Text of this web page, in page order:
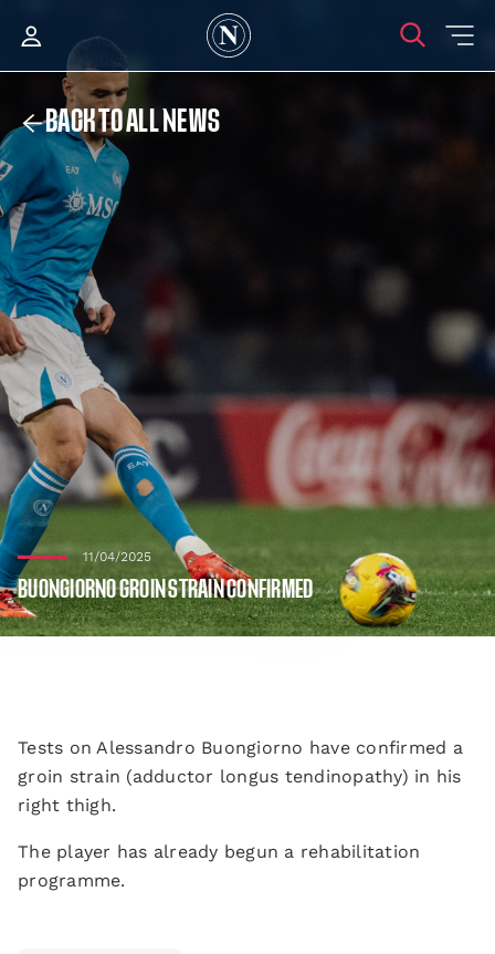
BACK TO ALL NEWS
11/04/2025
BUONGIORNO GROIN STRAIN CONFIRMED
Tests on Alessandro Buongiorno have confirmed a
groin strain (adductor longus tendinopathy) in his
right thigh.
The player has already begun a rehabilitation
programme.